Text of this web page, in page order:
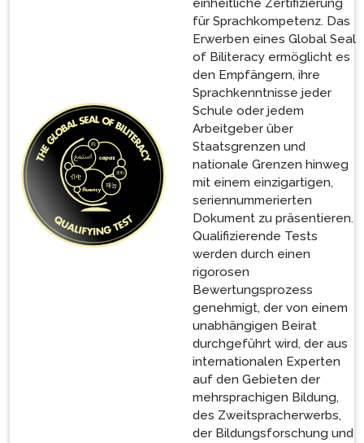
einheitliche Zertifizierung
für Sprachkompetenz. Das
Erwerben eines Global Seal
of Biliteracy ermöglicht es
den Empfängern, ihre
Sprachkenntnisse jeder
Schule oder jedem
Arbeitgeber über
Staatsgrenzen und
nationale Grenzen hinweg
mit einem einzigartigen,
seriennummerierten
Dokument zu präsentieren.
Qualifizierende Tests
werden durch einen
rigorosen
Bewertungsprozess
genehmigt, der von einem
unabhängigen Beirat
durchgeführt wird, der aus
internationalen Experten
auf den Gebieten der
mehrsprachigen Bildung,
des Zweitspracherwerbs,
der Bildungsforschung und